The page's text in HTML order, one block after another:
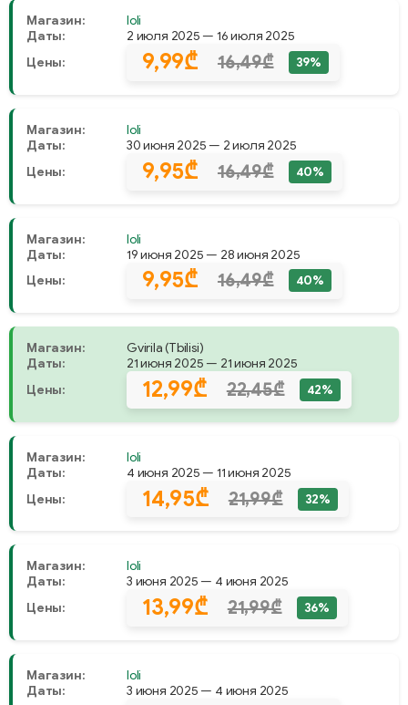
Магазин:
Ioli
Даты:
2 июля 2025 — 16 июля 2025
Цены:
9,99₾ 16,49₾ 39%
Магазин:
Ioli
Даты:
30 июня 2025 — 2 июля 2025
Цены:
9,95₾ 16,49₾ 40%
Магазин:
Ioli
Даты:
19 июня 2025 — 28 июня 2025
Цены:
9,95₾ 16,49₾ 40%
Магазин:
Gvirila (Tbilisi)
Даты:
21 июня 2025 — 21 июня 2025
Цены:
12,99₾ 22,45₾ 42%
Магазин:
Ioli
Даты:
4 июня 2025 — 11 июня 2025
Цены:
14,95₾ 21,99₾ 32%
Магазин:
Ioli
Даты:
3 июня 2025 — 4 июня 2025
Цены:
13,99₾ 21,99₾ 36%
Магазин:
Ioli
Даты:
3 июня 2025 — 4 июня 2025